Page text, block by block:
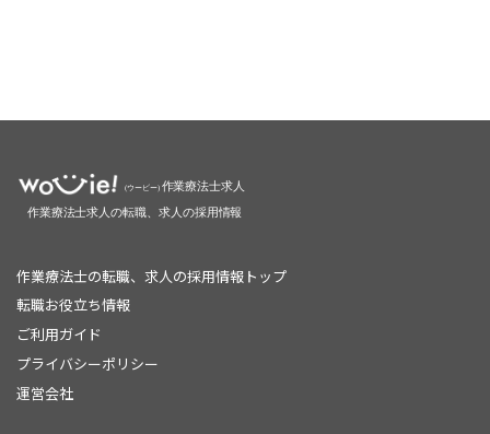
作業療法士の転職、求人の採用情報トップ
転職お役立ち情報
ご利用ガイド
プライバシーポリシー
運営会社